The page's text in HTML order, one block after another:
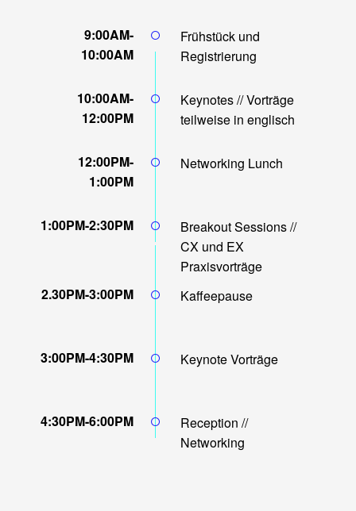
9:00AM-
10:00AM
Frühstück und
Registrierung
10:00AM-
12:00PM
Keynotes // Vorträge
teilweise in englisch
12:00PM-
1:00PM
Networking Lunch
1:00PM-2:30PM
Breakout Sessions //
CX und EX
Praxisvorträge
2.30PM-3:00PM
Kaffeepause
3:00PM-4:30PM Keynote Vorträge
4:30PM-6:00PM
Reception //
Networking